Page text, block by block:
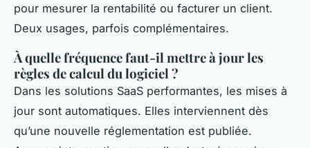
pour mesurer la rentabilité ou facturer un client.
Deux usages, parfois complémentaires.
À quelle fréquence faut-il mettre à jour les
règles de calcul du logiciel ?
Dans les solutions SaaS performantes, les mises à
jour sont automatiques. Elles interviennent dès
qu’une nouvelle réglementation est publiée.